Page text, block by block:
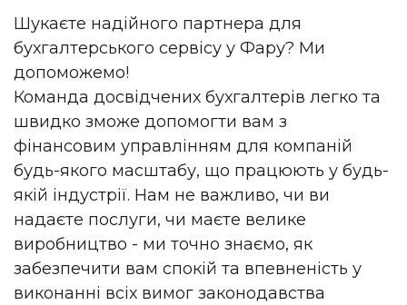
Шукаєте надійного партнера для
бухгалтерського сервісу у Фару? Ми
допоможемо!
Команда досвідчених бухгалтерів легко та
швидко зможе допомогти вам з
фінансовим управлінням для компаній
будь-якого масштабу, що працюють у будь-
якій індустрії. Нам не важливо, чи ви
надаєте послуги, чи маєте велике
виробництво - ми точно знаємо, як
забезпечити вам спокій та впевненість у
виконанні всіх вимог законодавства